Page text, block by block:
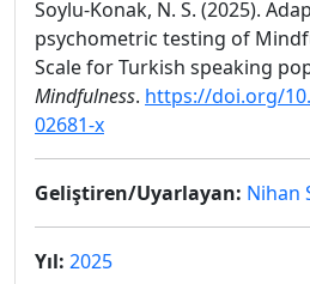
Soylu-Konak, N. S. (2025).
psychometric testing of
Scale for Turkish speaking
Mindfulness. https://doi.org/
02681-x
Geliştiren/Uyarlayan: Nihan
Yıl: 2025